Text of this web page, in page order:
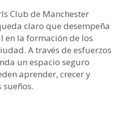
Club de Manchester
claro que desempeña
la formación de los
A través de esfuerzos
un espacio seguro
aprender, crecer y